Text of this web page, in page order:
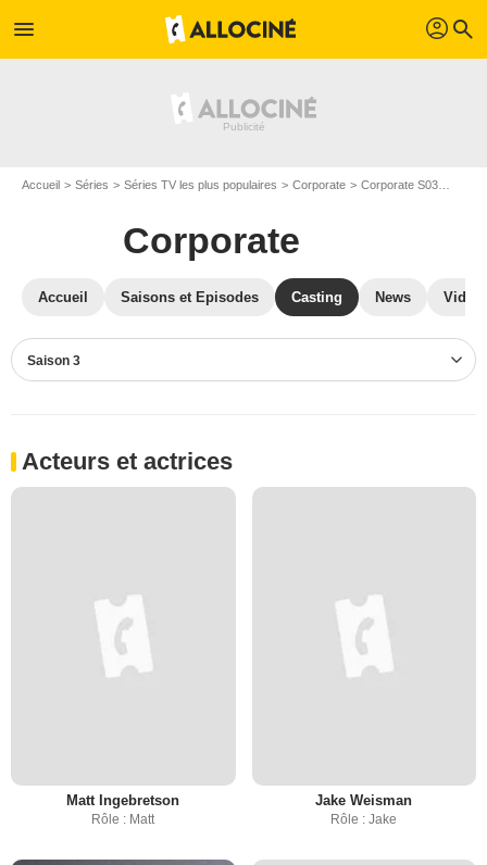
menu profil search
Accueil Séries Séries TV les plus populaires Corporate Corporate S03
Corporate
Accueil Saisons et Episodes Casting News
Saison 3
Acteurs et actrices
Matt Ingebretson
Rôle : Matt
Jake Weisman
Rôle : Jake